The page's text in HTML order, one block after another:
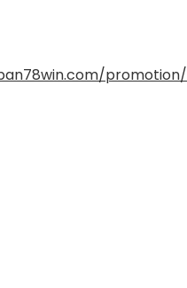
promotion/